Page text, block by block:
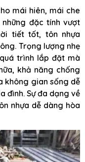
mái hiên, mái che
đặc tính vượt
tiết tốt, tôn nhựa
Trọng lượng nhẹ
trình lắp đặt mà
khả năng chống
không gian sống dễ
đình. Sự đa dạng về
nhựa dễ dàng hòa